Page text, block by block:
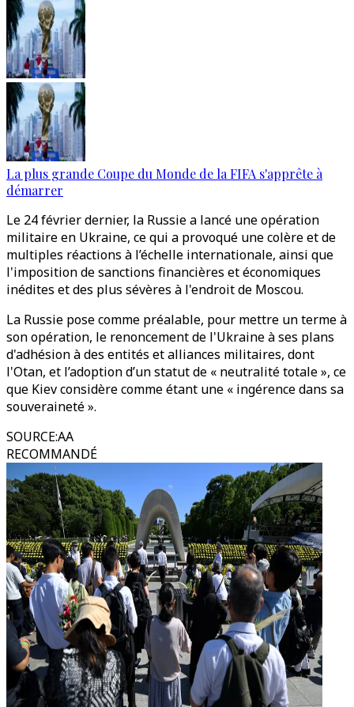
La plus grande Coupe du Monde de la FIFA s'apprête à
démarrer
Le 24 février dernier, la Russie a lancé une opération
militaire en Ukraine, ce qui a provoqué une colère et de
multiples réactions à l’échelle internationale, ainsi que
l'imposition de sanctions financières et économiques
inédites et des plus sévères à l'endroit de Moscou.
La Russie pose comme préalable, pour mettre un terme à
son opération, le renoncement de l'Ukraine à ses plans
d'adhésion à des entités et alliances militaires, dont
l'Otan, et l’adoption d’un statut de « neutralité totale », ce
que Kiev considère comme étant une « ingérence dans sa
souveraineté ».
SOURCE:AA
RECOMMANDÉ